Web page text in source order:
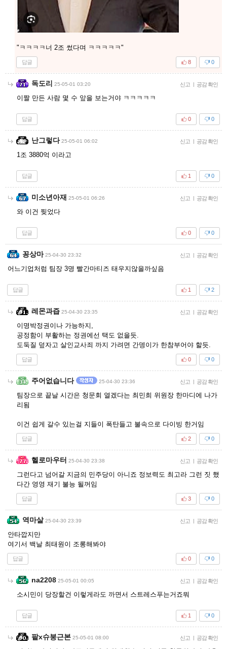
"ㅋㅋㅋㅋ너 2조 썼다며 ㅋㅋㅋㅋㅋ"
답글 0
8
독도리 25-05-01 03:20 신고 | 공감 확인
이짤 만든 사람 몇 수 앞을 보는거야 ㅋㅋㅋㅋㅋ
답글 0
0
난그렇다 25-05-01 06:02 신고 | 공감 확인
1조 3880억 이라고
답글 0
1
미소년아재 25-05-01 06:26 신고 | 공감 확인
와 이건 찢었다
답글 0
0
꽁상마 25-04-30 23:32 신고 | 공감 확인
어느기업처럼 팀장 3명 빨간마티즈 태우지않을까싶음
답글 2
1
레몬과즙 25-04-30 23:35 신고 | 공감 확인
이명박정권이나 가능하지,
공정함이 부활하는 정권에선 택도 없을듯.
도둑질 덮자고 살인교사죄 까지 가려면 간뎅이가 한참부어야 할듯.
답글 0
0
주어없습니다 25-04-30 23:36 신고 | 공감 확인
팀장으로 끝날 시간은 청문회 열겠다는 최민희 위원장 한마디에 나가
리됨
이건 쉽게 갈수 있는걸 지들이 폭탄들고 불속으로 다이빙 한거임
답글 0
2
헬로마우터 25-04-30 23:38 신고 | 공감 확인
그런다고 넘어갈 지금의 민주당이 아니죠 정보력도 최고라 그런 짓 했
다간 영영 재기 불능 될꺼임
답글 0
3
역마살 25-04-30 23:39 신고 | 공감 확인
안타깝지만
여기서 백날 최태원이 조롱해봐야
답글 0
0
na2208 25-05-01 00:05 신고 | 공감 확인
소시민이 당장할건 이렇게라도 까면서 스트레스푸는거죠뭐
답글 0
1
팥x슈붕근본 25-05-01 08:00 신고 | 공감 확인